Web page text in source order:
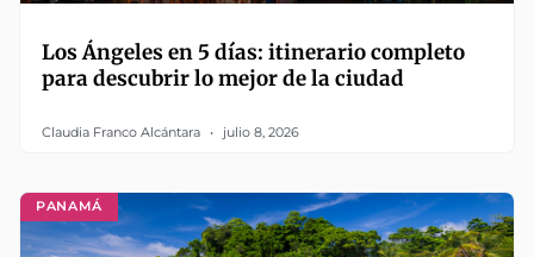
Los Ángeles en 5 días: itinerario completo
para descubrir lo mejor de la ciudad
Claudia Franco Alcántara julio 8, 2026
PANAMÁ